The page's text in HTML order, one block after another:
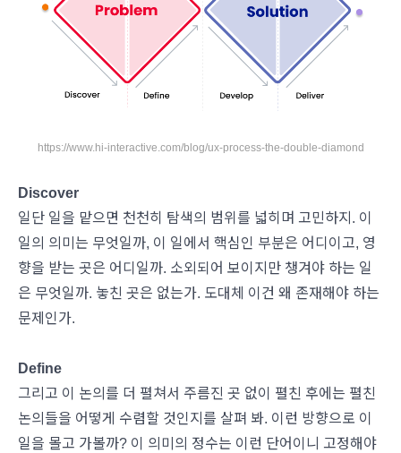
https://www.hi-interactive.com/blog/ux-process-the-double-diamond
Discover
일단 일을 맡으면 천천히 탐색의 범위를 넓히며 고민하지. 이
일의 의미는 무엇일까, 이 일에서 핵심인 부분은 어디이고, 영
향을 받는 곳은 어디일까. 소외되어 보이지만 챙겨야 하는 일
은 무엇일까. 놓친 곳은 없는가. 도대체 이건 왜 존재해야 하는
문제인가.
Define
그리고 이 논의를 더 펼쳐서 주름진 곳 없이 펼친 후에는 펼친
논의들을 어떻게 수렴할 것인지를 살펴 봐. 이런 방향으로 이
일을 몰고 가볼까? 이 의미의 정수는 이런 단어이니 고정해야